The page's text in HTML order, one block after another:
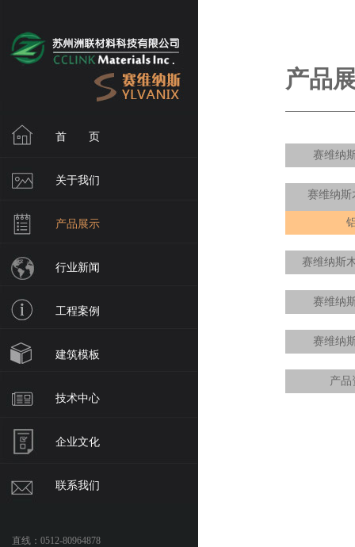
首 页
关于我们
产品展示
行业新闻
工程案例
建筑模板
技术中心
企业文化
联系我们
直线：0512-80964878
产品
赛维纳
赛维纳斯
赛维纳斯
赛维纳
赛维纳
产品